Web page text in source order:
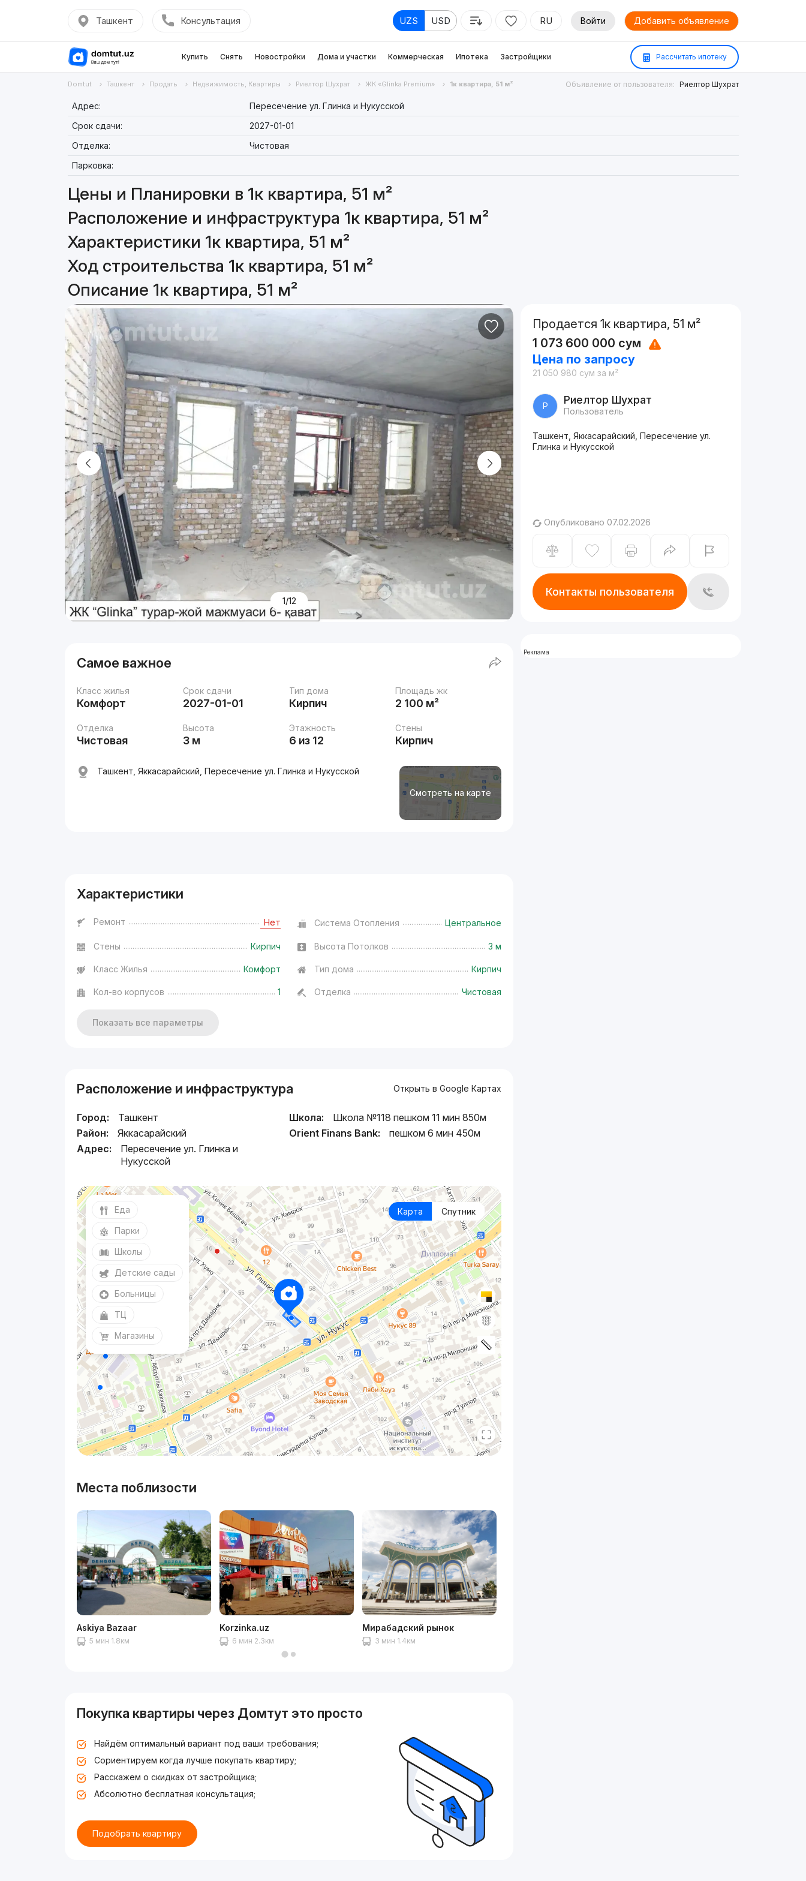
Ташкент Консультация UZS USD RU Войти Добавить объявление
Купить Снять Новостройки Дома и участки Коммерческая Ипотека Застройщики Рассчитать ипотеку
Domtut Ташкент Продать Недвижимость, Квартиры Риелтор Шухрат ЖК «Glinka Premium» 1к квартира, 51 м² Объявление от пользователя: Риелтор Шухрат
Адрес:
Пересечение ул. Глинка и Нукусской
Срок сдачи:
2027-01-01
Отделка:
Чистовая
Парковка:
Цены и Планировки в 1к квартира, 51 м²
Расположение и инфраструктура 1к квартира, 51 м²
Характеристики 1к квартира, 51 м²
Ход строительства 1к квартира, 51 м²
Описание 1к квартира, 51 м²
1/12
Самое важное
Класс жилья
Комфорт
Срок сдачи
2027-01-01
Тип дома
Кирпич
Площадь жк
2 100 м²
Отделка
Чистовая
Высота
3 м
Этажность
6 из 12
Стены
Кирпич
Смотреть на карте
Ташкент, Яккасарайский, Пересечение ул. Глинка и Нукусской
Характеристики
Ремонт Нет Система Отопления Центральное
Стены Кирпич Высота Потолков 3 м
Класс Жилья Комфорт Тип дома Кирпич
Кол-во корпусов 1 Отделка Чистовая
Показать все параметры
Расположение и инфраструктура Открыть в Google Картах
Город:
Ташкент
Район:
Яккасарайский
Адрес:
Пересечение ул. Глинка и
Нукусской
Школа:
Школа №118 пешком 11 мин 850м
Orient Finans Bank:
пешком 6 мин 450м
Карта Спутник
Еда
Парки
Школы
Детские сады
Больницы
ТЦ
Магазины
Места поблизости
Askiya Bazaar
5 мин 1.8км
Korzinka.uz
6 мин 2.3км
Мирабадский рынок
3 мин 1.4км
Покупка квартиры через Домтут это просто
Найдём оптимальный вариант под ваши требования;
Сориентируем когда лучше покупать квартиру;
Расскажем о скидках от застройщика;
Абсолютно бесплатная консультация;
Подобрать квартиру
Продается 1к квартира, 51 м²
1 073 600 000 сум
Цена по запросу
21 050 980 сум за м²
Р Риелтор Шухрат
Пользователь
Ташкент, Яккасарайский, Пересечение ул.
Глинка и Нукусской
Опубликовано 07.02.2026
Контакты пользователя
Реклама